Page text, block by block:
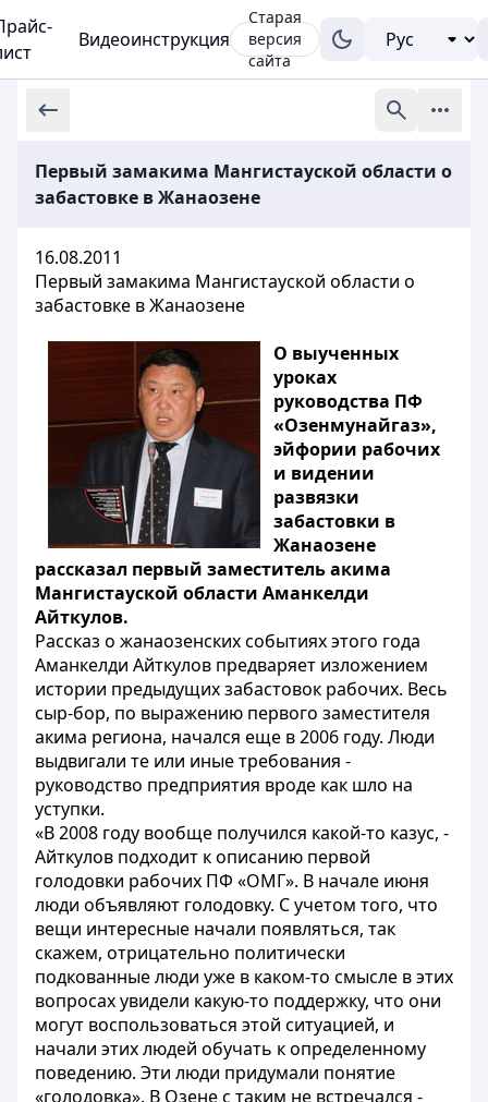
Видеоинструкция
Старая
версия
сайта
Первый замакима Мангистауской области о
забастовке в Жанаозене
16.08.2011
Первый замакима Мангистауской области о
забастовке в Жанаозене
О выученных
уроках
руководства ПФ
«Озенмунайгаз»,
эйфории рабочих
и видении
развязки
забастовки в
Жанаозене
рассказал первый заместитель акима
Мангистауской области Аманкелди
Айткулов.
Рассказ о жанаозенских событиях этого года
Аманкелди Айткулов предваряет изложением
истории предыдущих забастовок рабочих. Весь
сыр-бор, по выражению первого заместителя
акима региона, начался еще в 2006 году. Люди
выдвигали те или иные требования -
руководство предприятия вроде как шло на
уступки.
«В 2008 году вообще получился какой-то казус, -
Айткулов подходит к описанию первой
голодовки рабочих ПФ «ОМГ». В начале июня
люди объявляют голодовку. С учетом того, что
вещи интересные начали появляться, так
скажем, отрицательно политически
подкованные люди уже в каком-то смысле в этих
вопросах увидели какую-то поддержку, что они
могут воспользоваться этой ситуацией, и
начали этих людей обучать к определенному
поведению. Эти люди придумали понятие
«голодовка». В Озене с таким не встречался -